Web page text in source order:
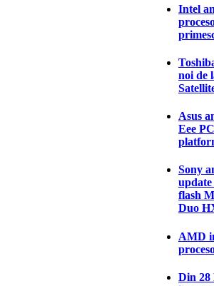
Intel
noi de
Asus
Eee
Sony
flash
Duo
AMD
Din 28